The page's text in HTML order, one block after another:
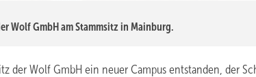
Wolf GmbH am Stammsitz in Mainburg.
der Wolf GmbH ein neuer Campus entstanden, der